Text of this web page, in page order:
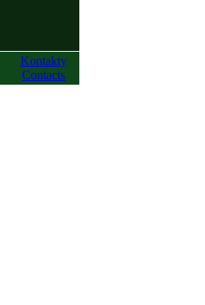
Kontakty
Contacts